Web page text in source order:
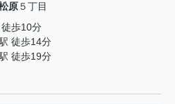
原５丁目
徒歩10分
徒歩14分
徒歩19分